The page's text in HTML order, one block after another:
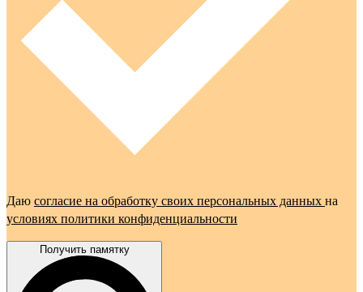
Даю согласие на обработку своих персональных данных на
условиях политики конфиденциальности
Получить памятку